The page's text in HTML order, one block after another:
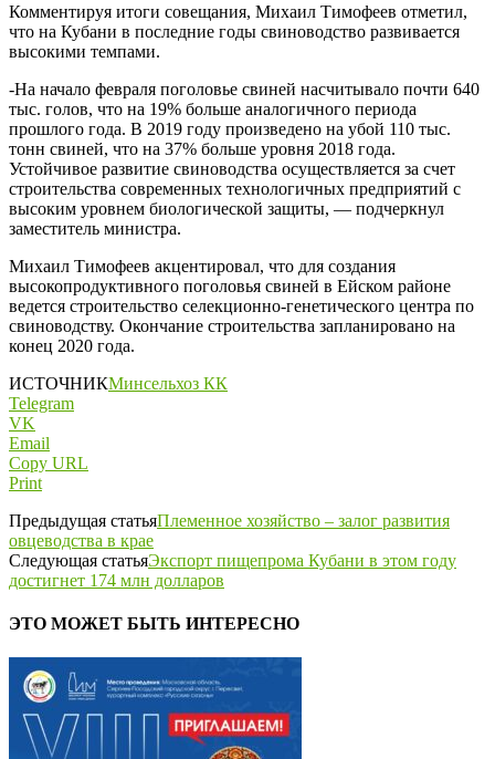
Комментируя итоги совещания, Михаил Тимофеев отметил,
что на Кубани в последние годы свиноводство развивается
высокими темпами.
-На начало февраля поголовье свиней насчитывало почти 640
тыс. голов, что на 19% больше аналогичного периода
прошлого года. В 2019 году произведено на убой 110 тыс.
тонн свиней, что на 37% больше уровня 2018 года.
Устойчивое развитие свиноводства осуществляется за счет
строительства современных технологичных предприятий с
высоким уровнем биологической защиты, — подчеркнул
заместитель министра.
Михаил Тимофеев акцентировал, что для создания
высокопродуктивного поголовья свиней в Ейском районе
ведется строительство селекционно-генетического центра по
свиноводству. Окончание строительства запланировано на
конец 2020 года.
ИСТОЧНИКМинсельхоз КК
Telegram
VK
Email
Copy URL
Print
Предыдущая статьяПлеменное хозяйство – залог развития
овцеводства в крае
Следующая статьяЭкспорт пищепрома Кубани в этом году
достигнет 174 млн долларов
ЭТО МОЖЕТ БЫТЬ ИНТЕРЕСНО